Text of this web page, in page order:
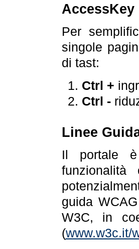
AccessKey
Per
singole
di tast:
Ctrl +
Ctrl -
Linee
Il portale è
guida
W3C, in
(www.w3c.it/